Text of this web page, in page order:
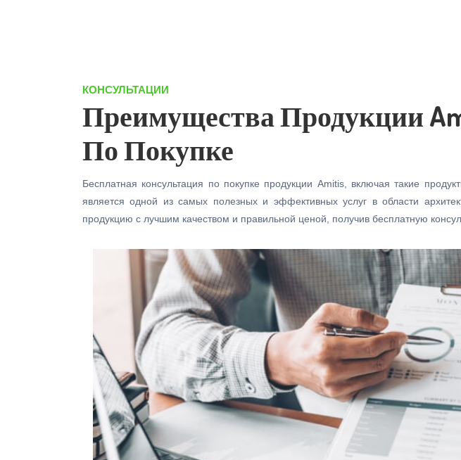
КОНСУЛЬТАЦИИ
Преимущества Продукции
По Покупке
Бесплатная консультация по покупке продукции Amitis, включая такие
является одной из самых полезных и эффективных услуг в области
продукцию с лучшим качеством и правильной ценой, получив бесплатную